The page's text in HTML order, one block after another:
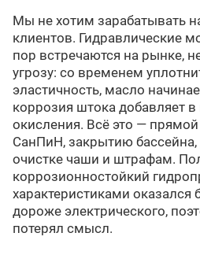
Мы не хотим зарабатывать
клиентов. Гидравлические
пор встречаются на рынке,
угрозу: со временем
эластичность, масло
коррозия штока добавляет в
окисления. Всё это —
СанПиН, закрытию
очистке чаши и штрафам.
коррозионностойкий
характеристиками оказался
дороже электрического,
потерял смысл.